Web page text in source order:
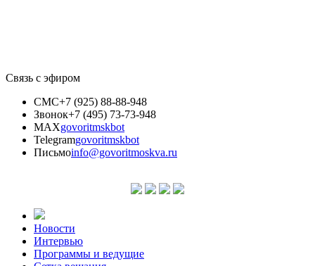
Связь с эфиром
СМС+7 (925) 88-88-948
Звонок+7 (495) 73-73-948
MAXgovoritmskbot
Telegramgovoritmskbot
Письмоinfo@govoritmoskva.ru
Новости
Интервью
Программы и ведущие